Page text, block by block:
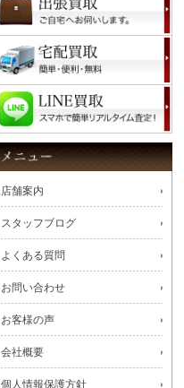
店舗案内
スタッフブログ
よくある質問
お問い合わせ
お客様の声
会社概要
個人情報保護方針